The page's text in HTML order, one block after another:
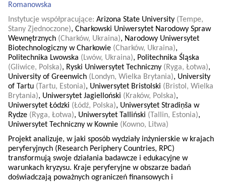
Romanowska
Instytucje współpracujące: Arizona State University (Tempe,
Stany Zjednoczone), Charkowski Uniwersytet Narodowy Spraw
Wewnętrznych (Charków, Ukraina), Narodowy Uniwersytet
Biotechnologiczny w Charkowie (Charków, Ukraina),
Politechnika Lwowska (Lwów, Ukraina), Politechnika Śląska
(Gliwice, Polska), Ryski Uniwersytet Techniczny (Ryga, Łotwa),
University of Greenwich (Londyn, Wielka Brytania), University
of Tartu (Tartu, Estonia), Uniwersytet Bristolski (Bristol, Wielka
Brytania), Uniwersytet Jagielloński (Kraków, Polska),
Uniwersytet Łódzki (Łódź, Polska), Uniwersytet Stradiņša w
Rydze (Ryga, Łotwa), Uniwersytet Talliński (Tallin, Estonia),
Uniwersytet Techniczny w Kownie (Kowno, Litwa)
Projekt analizuje, w jaki sposób wydziały inżynierskie w krajach
peryferyjnych (Research Periphery Countries, RPC)
transformują swoje działania badawcze i edukacyjne w
warunkach kryzysu. Kraje peryferyjne w obszarze badań
doświadczają poważnych ograniczeń finansowych i